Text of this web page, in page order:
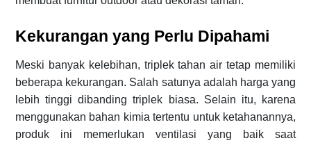
Kekurangan yang Perlu Dipahami
Meski banyak kelebihan, triplek tahan air tetap memiliki
beberapa kekurangan. Salah satunya adalah harga yang
lebih tinggi dibanding triplek biasa. Selain itu, karena
menggunakan bahan kimia tertentu untuk ketahanannya,
produk ini memerlukan ventilasi yang baik saat